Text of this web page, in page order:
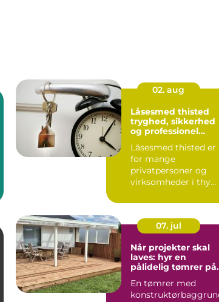
02. aug
Låsesmed thisted
tryghed, sikkerhed
og professionel
Låsesmed thisted er
for mange
privatpersoner og
virksomheder i thy
tryghed, hurtig hjæ...
07. jul
Når projekter skal
laves: hyr en
pålidelig tømrer på
En tømrer med